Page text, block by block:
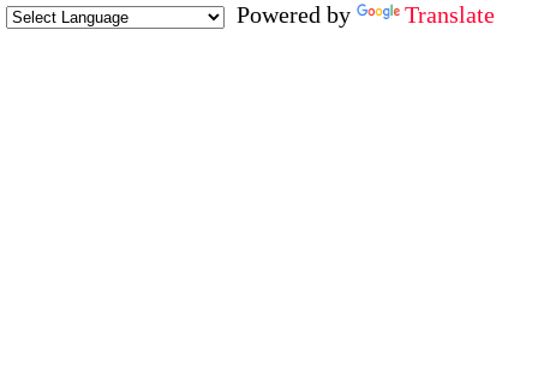
Powered by Translate